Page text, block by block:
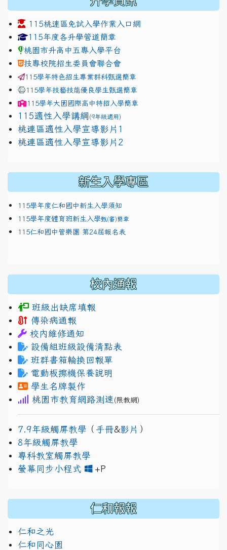
115桃連區免試入學作業入口網
link to https://www.jhjhs.tyc.edu.tw/modules/
115年度各升學管道簡章
桃園市升高中五專入學平台
技專校院招生委員會聯合會
115學年特色招生專業群科甄選簡章
115學年技藝技能優良學生甄選簡章
115學年大園國際高中特招入學簡章
115適性入學講綱 (9年級適用)
link to https://docs.google.com/presentation/d/
桃連區適性入學宣導影片1
link to https://docs.google.com/presentation/d/
桃連區適性入學宣導影片2
新生入學專區
115學年度仁和國中新生入學須知
115學年度體育班新生入學甄(審)簡章
115仁和國中管樂團 第24屆報名表
校內通報
班級出缺席填報
傳染病通報
校內維修通知
設備組班級設備清點表
班群書箱輪換回報單
電動板擦機保養說明
學生名牌製作
桃園市教育網路測速 (限教網)
7.9年級觸屏教學 （ 手冊&影片 ）
8年級觸屏教學
專科教室觸屏教學
螢幕同步小程式
+P
仁和報報
仁和之光
仁和同心園